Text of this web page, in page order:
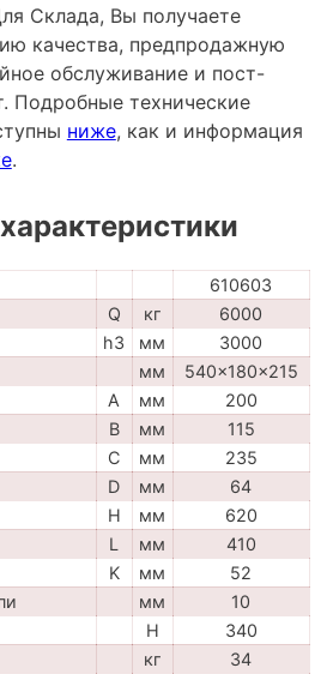
Склада, Вы получаете
качества, предпродажную
обслуживание и пост-
Подробные технические
ниже, как и информация
.
610603
Q кг
6000
h3 мм
3000
мм
540x180x215
A мм
200
B мм
115
C мм
235
D мм
64
H мм
620
L мм
410
K мм
52
мм
10
H
340
кг
34